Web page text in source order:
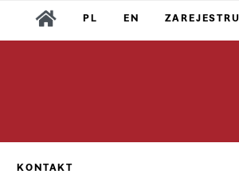
PL EN
KONTAKT